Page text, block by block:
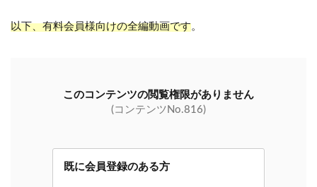
以下、有料会員様向けの全編動画です。